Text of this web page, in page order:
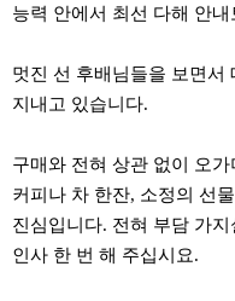
능력 안에서 최선 다해 안
멋진 선 후배님들을 보면서
지내고 있습니다.
구매와 전혀 상관 없이 오
커피나 차 한잔, 소정의 선
진심입니다. 전혀 부담 가
인사 한 번 해 주십시요.